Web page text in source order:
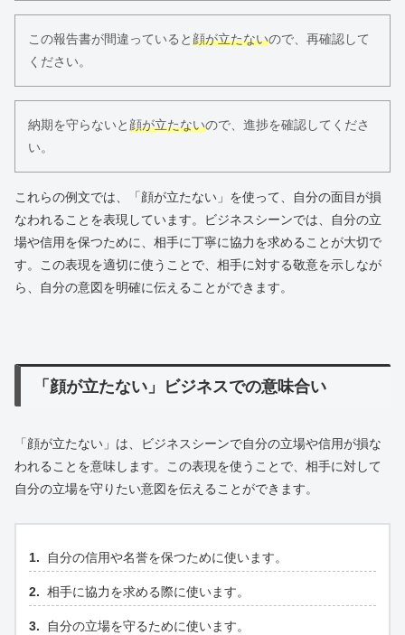
この報告書が間違っていると顔が立たないので、再確認して
ください。
納期を守らないと顔が立たないので、進捗を確認してくださ
い。
これらの例文では、「顔が立たない」を使って、自分の面目が損
なわれることを表現しています。ビジネスシーンでは、自分の立
場や信用を保つために、相手に丁寧に協力を求めることが大切で
す。この表現を適切に使うことで、相手に対する敬意を示しなが
ら、自分の意図を明確に伝えることができます。
「顔が立たない」ビジネスでの意味合い
「顔が立たない」は、ビジネスシーンで自分の立場や信用が損な
われることを意味します。この表現を使うことで、相手に対して
自分の立場を守りたい意図を伝えることができます。
自分の信用や名誉を保つために使います。
相手に協力を求める際に使います。
自分の立場を守るために使います。